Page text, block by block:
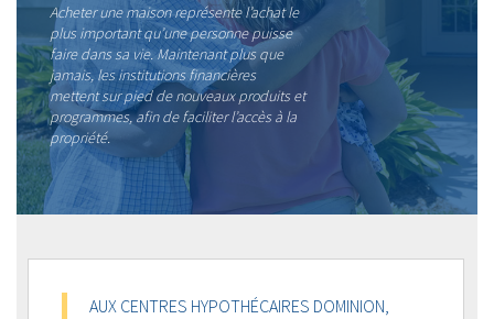
Acheter une maison représente l’achat le
plus important qu’une personne puisse
faire dans sa vie. Maintenant plus que
jamais, les institutions financières
mettent sur pied de nouveaux produits et
programmes, afin de faciliter l’accès à la
propriété.
AUX CENTRES HYPOTHÉCAIRES DOMINION,